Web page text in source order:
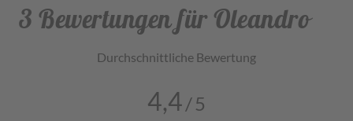
3 Bewertungen für Oleandro
Durchschnittliche Bewertung
4,4/5